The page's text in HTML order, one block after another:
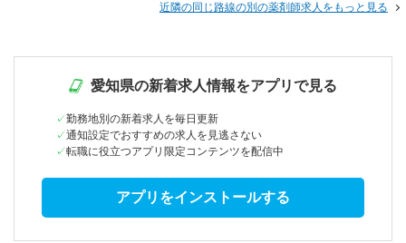
近隣の同じ路線の別の薬剤師求人をもっと見る
愛知県の新着求人情報をアプリで見る
勤務地別の新着求人を毎日更新
通知設定でおすすめの求人を見逃さない
転職に役立つアプリ限定コンテンツを配信中
アプリをインストールする